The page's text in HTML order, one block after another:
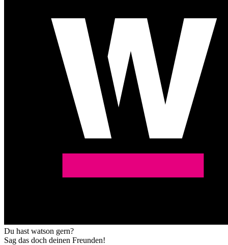
Du hast watson gern?
Sag das doch deinen Freunden!